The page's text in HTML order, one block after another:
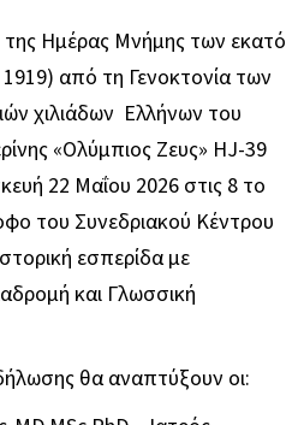
Ημέρας Μνήμης των εκατό
από τη Γενοκτονία των
χιλιάδων Ελλήνων του
«Ολύμπιος Ζευς» HJ-39
22 Μαΐου 2026 στις 8 το
του Συνεδριακού Κέντρου
εσπερίδα με
και Γλωσσική
θα αναπτύξουν οι: